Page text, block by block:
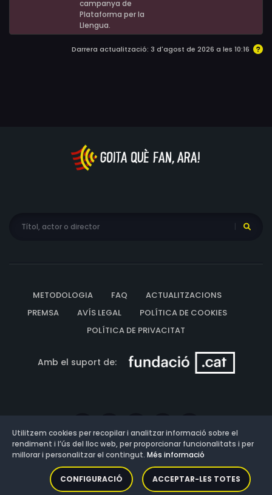
campanya de
Plataforma per la
Llengua.
Darrera actualització: 3 d'agost de 2026 a les 10:16
METODOLOGIA FAQ
ACTUALITZACIONS
PREMSA
AVÍS LEGAL
POLÍTICA DE COOKIES
POLÍTICA DE PRIVACITAT
Amb el suport de:
Versió: 3.13.0.202607011342
Utilitzem cookies per recopilar i analitzar informació sobre el
rendiment i l’ús del lloc web, per proporcionar funcionalitats i per
millorar i personalitzar el contingut. Més informació
CONFIGURACIÓ ACCEPTAR-LES TOTES